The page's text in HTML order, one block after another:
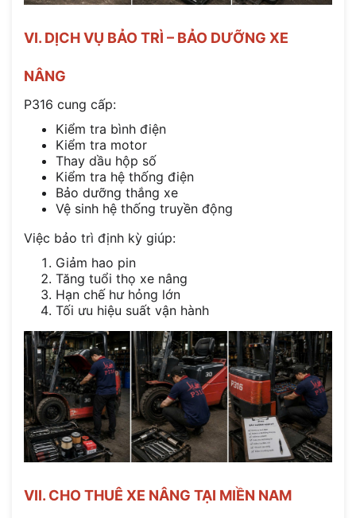
VI. DỊCH VỤ BẢO TRÌ – BẢO DƯỠNG XE
NÂNG
P316 cung cấp:
Kiểm tra bình điện
Kiểm tra motor
Thay dầu hộp số
Kiểm tra hệ thống điện
Bảo dưỡng thắng xe
Vệ sinh hệ thống truyền động
Việc bảo trì định kỳ giúp:
Giảm hao pin
Tăng tuổi thọ xe nâng
Hạn chế hư hỏng lớn
Tối ưu hiệu suất vận hành
VII. CHO THUÊ XE NÂNG TẠI MIỀN NAM